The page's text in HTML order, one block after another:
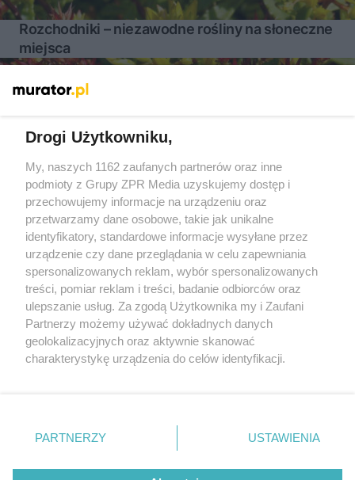
Rozchodniki – niezawodne rośliny na słoneczne
miejsca
Żaden utwór zamieszczony w serwisie nie może być powielany i
rozpowszechniany lub dalej rozpowszechniany w jakikolwiek
sposób (w tym także elektroniczny lub mechaniczny) na
jakimkolwiek polu eksploatacji w jakiejkolwiek formie, włącznie z
umieszczaniem w Internecie bez pisemnej zgody właściciela praw.
Jakiekolwiek użycie lub wykorzystanie utworów w całości lub w
części z naruszeniem prawa, tzn. bez właściwej zgody, jest
zabronione pod groźbą kary i może być ścigane prawnie.
Drogi Użytkowniku,
My, naszych 1162 zaufanych partnerów oraz inne
podmioty z Grupy ZPR Media uzyskujemy dostęp i
przechowujemy informacje na urządzeniu oraz
przetwarzamy dane osobowe, takie jak unikalne
identyfikatory, standardowe informacje wysyłane przez
urządzenie czy dane przeglądania w celu zapewniania
spersonalizowanych reklam, wybór spersonalizowanych
treści, pomiar reklam i treści, badanie odbiorców oraz
ulepszanie usług. Za zgodą Użytkownika my i Zaufani
Partnerzy możemy używać dokładnych danych
geolokalizacyjnych oraz aktywnie skanować
charakterystykę urządzenia do celów identyfikacji.
zmienić/wycofać klikając przycisk ustawień prywatności
znajdujący się w lewym dolnym rogu strony
rodzaje przetwarzania danych nie wymagają zgody
PARTNERZY USTAWIENIA